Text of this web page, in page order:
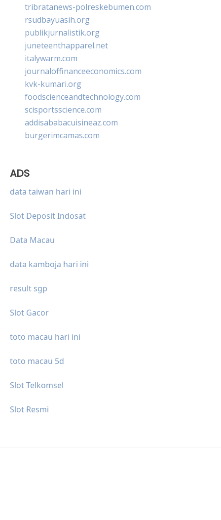
tribratanews-polreskebumen.com
rsudbayuasih.org
publikjurnalistik.org
juneteenthapparel.net
italywarm.com
journaloffinanceeconomics.com
kvk-kumari.org
foodscienceandtechnology.com
scisportsscience.com
addisababacuisineaz.com
burgerimcamas.com
ADS
data taiwan hari ini
Slot Deposit Indosat
Data Macau
data kamboja hari ini
result sgp
Slot Gacor
toto macau hari ini
toto macau 5d
Slot Telkomsel
Slot Resmi